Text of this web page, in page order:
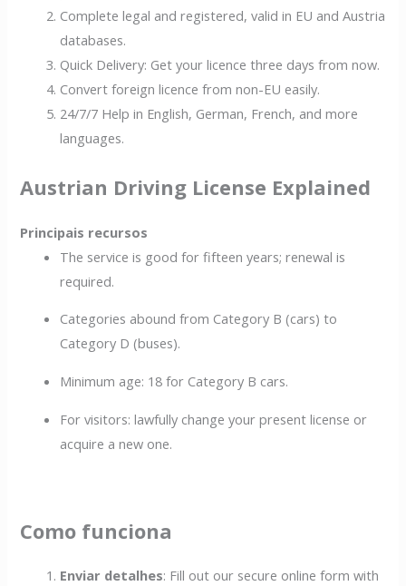
Complete legal and registered, valid in EU and Austria
databases.
Quick Delivery: Get your licence three days from now.
Convert foreign licence from non-EU easily.
24/7/7 Help in English, German, French, and more
languages.
Austrian Driving License Explained
Principais recursos
The service is good for fifteen years; renewal is
required.
Categories abound from Category B (cars) to
Category D (buses).
Minimum age: 18 for Category B cars.
For visitors: lawfully change your present license or
acquire a new one.
Como funciona
Enviar detalhes: Fill out our secure online form with